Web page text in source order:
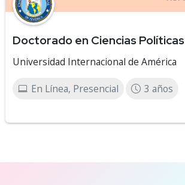
Doctorado en Ciencias Políticas
Universidad Internacional de América
En Línea, Presencial 3 años